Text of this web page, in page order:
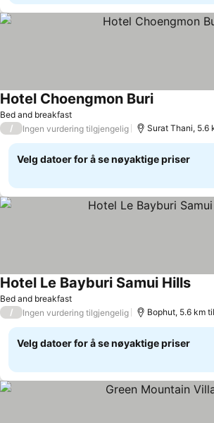
Bed and breakfast
Hotel Choengmon Buri
/ Ingen vurdering tilgjengelig Surat Thani, 5.6
Velg datoer for å se nøyaktige priser
Bed and breakfast
Hotel Le Bayburi Samui Hills
/ Ingen vurdering tilgjengelig Bophut, 5.6 km
Velg datoer for å se nøyaktige priser